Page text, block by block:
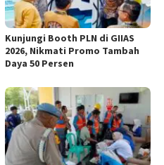
Kunjungi Booth PLN di GIIAS
2026, Nikmati Promo Tambah
Daya 50 Persen